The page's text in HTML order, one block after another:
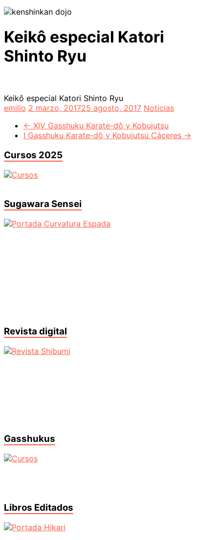
Keikô especial Katori
Shinto Ryu
Keikô especial Katori Shinto Ryu
emilio 2 marzo, 201725 agosto, 2017 Noticias
← XIV Gasshuku Karate-dô y Kobujutsu
I Gasshuku Karate-dô y Kobujutsu Cáceres →
Cursos 2025
Sugawara Sensei
Revista digital
Gasshukus
Libros Editados